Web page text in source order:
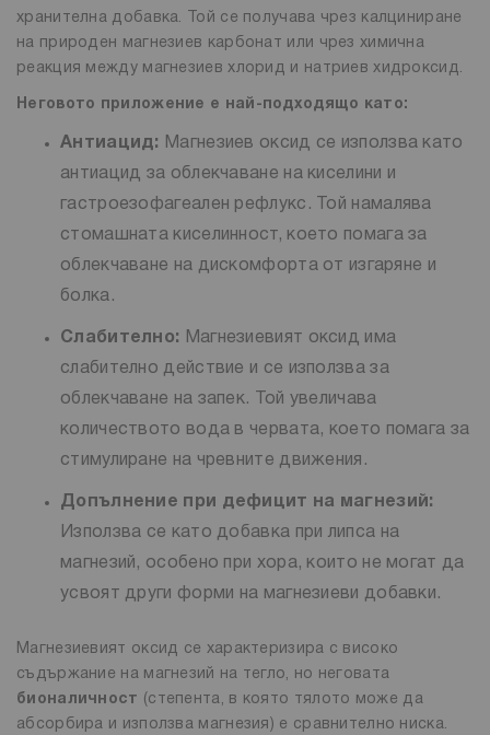
хранителна добавка. Той се получава чрез калциниране
на природен магнезиев карбонат или чрез химична
реакция между магнезиев хлорид и натриев хидроксид.
Неговото приложение е най-подходящо като:
Антиацид:
Магнезиев оксид се използва като
антиацид за облекчаване на киселини и
гастроезофагеален рефлукс. Той намалява
стомашната киселинност, което помага за
облекчаване на дискомфорта от изгаряне и
болка.
Слабително: Магнезиевият оксид има
слабително действие и се използва за
облекчаване на запек. Той увеличава
количеството вода в червата, което помага за
стимулиране на чревните движения.
Допълнение при дефицит на магнезий:
Използва се като добавка при липса на
магнезий, особено при хора, които не могат да
усвоят други форми на магнезиеви добавки.
Магнезиевият оксид се характеризира с високо
съдържание на магнезий на тегло, но неговата
бионаличност
(степента, в която тялото може да
абсорбира и използва магнезия) е сравнително ниска.